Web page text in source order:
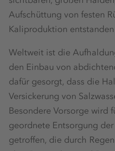
Aufschüttung von festen
Kaliproduktion
Weltweit ist die
den Einbau von
dafür gesorgt, dass die
Versickerung von
Besondere Vorsorge wird
geordnete Entsorgung
getroffen, die durch